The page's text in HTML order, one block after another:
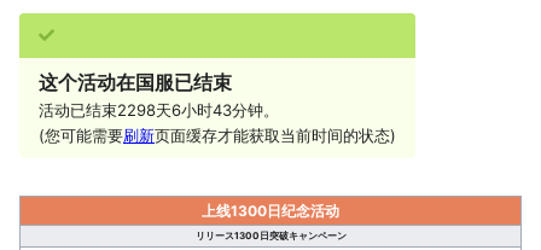
这个活动在国服已结束
活动已结束2298天6小时43分钟。
(您可能需要刷新页面缓存才能获取当前时间的状态)
上线1300日纪念活动
リリース1300日突破キャンペーン